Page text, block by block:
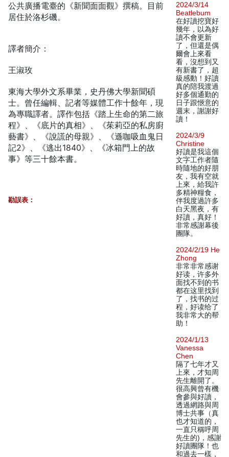
公共廣播電臺的《新聞面面觀》撰稿。目前
居住於洛杉磯。
譯者簡介：
王淑玫
東海大學外文系畢業，史丹佛大學新聞碩
士。曾任編輯、記者等媒體工作十餘年，現
為專職譯者。譯作包括《踏上生命的第二旅
程》、《底片的真相》、《茱莉亞的私房廚
藝書》、《說謊的母親》、《遜咖吸血鬼日
記2》、《逃出1840》、《冰箱門上的故
事》等三十餘本書。
勘誤表：
2024/3/14
Beatlebum
在好讀挖寶好
幾年，以為好
讀不會更新
了，但還是偶
爾會上來看
看，沒想到又
有新書了，超
級感動！好讀
真的陪我渡過
好多個通勤的
日子跟愜意的
週末，謝謝好
讀！
2024/3/9
Christine
好讀是我這個
文字工作者隨
時隨地的好朋
友，我有空就
上來，給我許
多精神糧食，
伴我度過許多
白天黑夜，有
好讀，真好！
非常感謝幕後
團隊。
2024/2/19 He
Zhong
非常非常感谢
好读，许多外
面找不到的书
都在这里找到
了，找书的过
程，好读给了
我非常大的帮
助！
2024/1/13
Vanessa
Chen
隔了七年才又
上來，才知周
先生離開了。
很高興曾有機
會參與好讀，
透過網路與周
博士共事（真
也才知道的，
一直只稱呼周
先生的)，感謝
好讀團隊！也
和過去一樣，